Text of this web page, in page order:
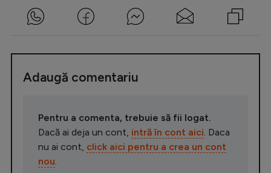
Adaugă comentariu
Pentru a comenta, trebuie să fii logat.
Dacă ai deja un cont, intră în cont aici . Daca
nu ai cont, click aici pentru a crea un cont
nou